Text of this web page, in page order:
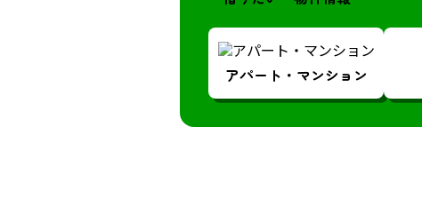
アパート・ マンション